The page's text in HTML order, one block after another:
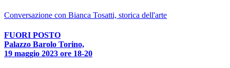
Conversazione con Bianca Tosatti, storica dell'arte
FUORI POSTO
Palazzo Barolo Torino,
19 maggio 2023 ore 18-20